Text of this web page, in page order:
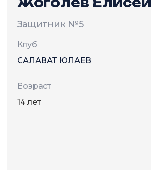
Защитник №5
Клуб
САЛАВАТ ЮЛАЕВ
Возраст
14 лет